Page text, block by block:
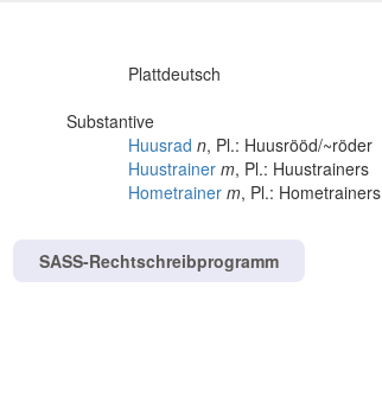
Plattdeutsch
Substantive
Huusrad n, Pl.: Huusrööd/~röder
Huustrainer m, Pl.: Huustrainers
Hometrainer m, Pl.: Hometrainers
SASS-Rechtschreibprogramm